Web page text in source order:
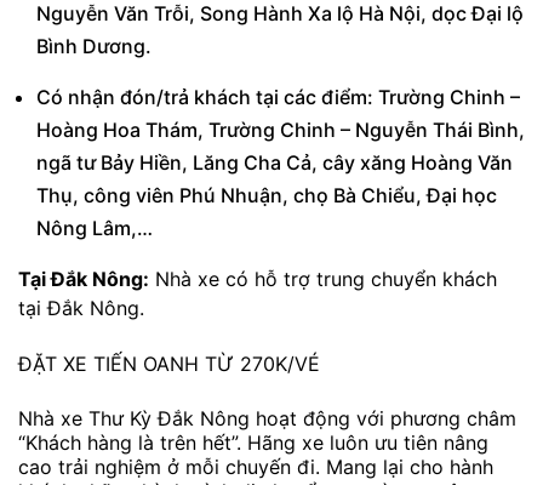
Nguyễn Văn Trỗi, Song Hành Xa lộ Hà Nội, dọc Đại lộ
Bình Dương.
Có nhận đón/trả khách tại các điểm: Trường Chinh –
Hoàng Hoa Thám, Trường Chinh – Nguyễn Thái Bình,
ngã tư Bảy Hiền, Lăng Cha Cả, cây xăng Hoàng Văn
Thụ, công viên Phú Nhuận, chọ Bà Chiểu, Đại học
Nông Lâm,…
Tại Đắk Nông: Nhà xe có hỗ trợ trung chuyển khách
tại Đắk Nông.
ĐẶT XE TIẾN OANH TỪ 270K/VÉ
Nhà xe Thư Kỳ Đắk Nông hoạt động với phương châm
“Khách hàng là trên hết”. Hãng xe luôn ưu tiên nâng
cao trải nghiệm ở mỗi chuyến đi. Mang lại cho hành